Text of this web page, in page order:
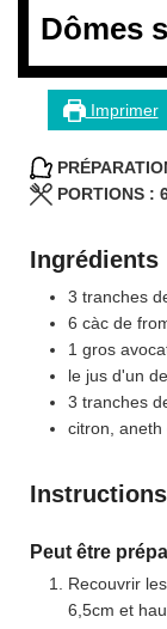
Dômes
Imprimer
PORTIONS :
Ingrédients
3 tranches
6 càc de
1 gros
le jus d'un
3 tranches
citron, aneth
Instructions
Peut être
Recouvrir
6,5cm et